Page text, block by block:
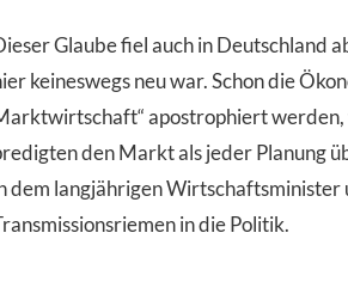
Glaube fiel auch in Deutschland
keineswegs neu war. Schon die
apostrophiert werden,
den Markt als jeder Planung
dem langjährigen
in die Politik.